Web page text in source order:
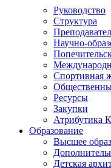
Руководство
Структура
Научно-
Спортивная
Ресурсы
Закупки
Атрибутика
Образование
Высшее
Детская